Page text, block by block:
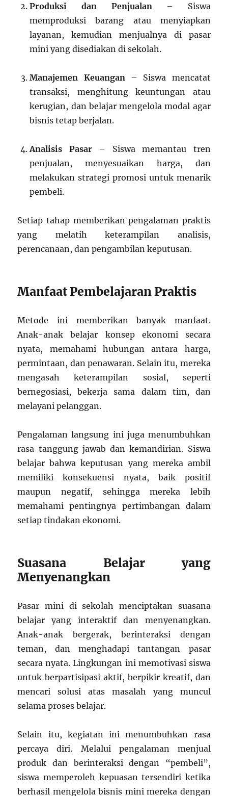
Produksi dan Penjualan – Siswa
memproduksi barang atau menyiapkan
layanan, kemudian menjualnya di pasar
mini yang disediakan di sekolah.
Manajemen Keuangan – Siswa mencatat
transaksi, menghitung keuntungan atau
kerugian, dan belajar mengelola modal agar
bisnis tetap berjalan.
Analisis Pasar– Siswa memantau tren
penjualan, menyesuaikan harga, dan
melakukan strategi promosi untuk menarik
pembeli.
Setiap tahap memberikan pengalaman praktis
yang melatih keterampilan analisis,
perencanaan, dan pengambilan keputusan.
Manfaat Pembelajaran Praktis
Metode ini memberikan banyak manfaat.
Anak-anak belajar konsep ekonomi secara
nyata, memahami hubungan antara harga,
permintaan, dan penawaran. Selain itu, mereka
mengasah keterampilan sosial, seperti
bernegosiasi, bekerja sama dalam tim, dan
melayani pelanggan.
Pengalaman langsung ini juga menumbuhkan
rasa tanggung jawab dan kemandirian. Siswa
belajar bahwa keputusan yang mereka ambil
memiliki konsekuensi nyata, baik positif
maupun negatif, sehingga mereka lebih
memahami pentingnya pertimbangan dalam
setiap tindakan ekonomi.
Suasana Belajar yang
Menyenangkan
Pasar mini di sekolah menciptakan suasana
belajar yang interaktif dan menyenangkan.
Anak-anak bergerak, berinteraksi dengan
teman, dan menghadapi tantangan pasar
secara nyata. Lingkungan ini memotivasi siswa
untuk berpartisipasi aktif, berpikir kreatif, dan
mencari solusi atas masalah yang muncul
selama proses belajar.
Selain itu, kegiatan ini menumbuhkan rasa
percaya diri. Melalui pengalaman menjual
produk dan berinteraksi dengan “pembeli”,
siswa memperoleh kepuasan tersendiri ketika
berhasil mengelola bisnis mini mereka dengan